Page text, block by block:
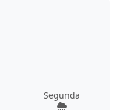
Segunda